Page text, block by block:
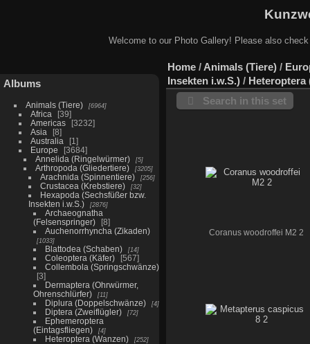
Welcome to our Photo Gallery! Please also
Albums
Animals (Tiere) 6964
Africa
39
Americas
3232
Asia
8
Australia
1
Europe
3684
Annelida (Ringelwürmer)
5
Arthropoda (Gliedertiere) 3205
Arachnida (Spinnentiere) 256
Crustacea (Krebstiere) 32
Hexapoda (Sechsfüßer bzw.
Insekten i.w.S.)
2876
Archaeognatha
(Felsenspringer)
8
Auchenorrhyncha (Zikaden)
1033
Blattodea (Schaben) 14
Coleoptera (Käfer)
567
Collembola (Springschwänze)
3
Dermaptera (Ohrwürmer,
Ohrenschlürfer)
11
Diplura (Doppelschwänze) 4
Diptera (Zweiflügler) 72
Ephemeroptera
(Eintagsfliegen)
4
Heteroptera (Wanzen) 252
Home / Animals (Tiere) /
Insekten i.w.S.) / Heteroptera
Search in this set
Coranus woodroffei M2 2